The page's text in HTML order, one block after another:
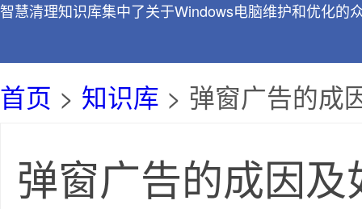
智慧清理知识库集中了关于Windows电脑维护和优化的
首页 > 知识库 > 弹窗广告的成
弹窗广告的成因